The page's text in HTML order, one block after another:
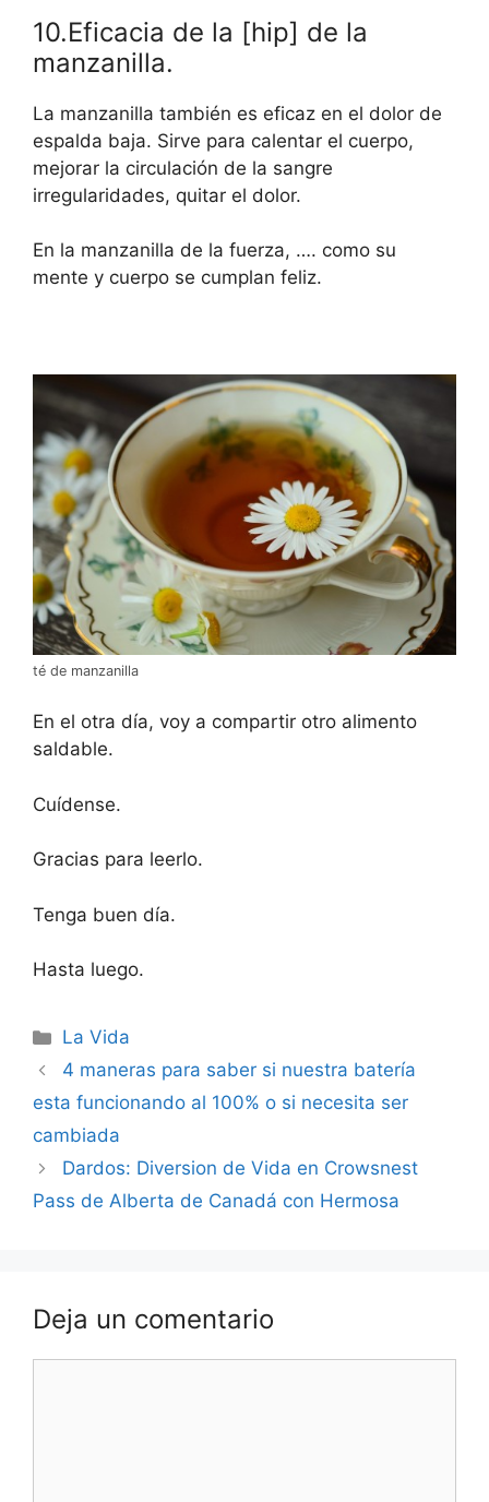
10.Eficacia de la [hip] de la
manzanilla.
La manzanilla también es eficaz en el dolor de
espalda baja. Sirve para calentar el cuerpo,
mejorar la circulación de la sangre
irregularidades, quitar el dolor.
En la manzanilla de la fuerza, …. como su
mente y cuerpo se cumplan feliz.
té de manzanilla
En el otra día, voy a compartir otro alimento
saldable.
Cuídense.
Gracias para leerlo.
Tenga buen día.
Hasta luego.
Categorías
La Vida
4 maneras para saber si nuestra batería
esta funcionando al 100% o si necesita ser
cambiada
Dardos: Diversion de Vida en Crowsnest
Pass de Alberta de Canadá con Hermosa
Deja un comentario